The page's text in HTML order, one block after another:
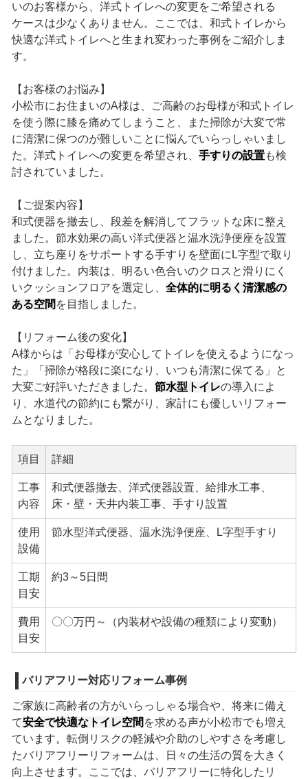
いのお客様から、洋式トイレへの変更をご希望される
ケースは少なくありません。ここでは、和式トイレから
快適な洋式トイレへと生まれ変わった事例をご紹介しま
す。
【お客様のお悩み】
小松市にお住まいのA様は、ご高齢のお母様が和式トイレ
を使う際に膝を痛めてしまうこと、また掃除が大変で常
に清潔に保つのが難しいことに悩んでいらっしゃいまし
た。洋式トイレへの変更を希望され、 手すりの設置も検
討されていました。
【ご提案内容】
和式便器を撤去し、段差を解消してフラットな床に整え
ました。節水効果の高い洋式便器と温水洗浄便座を設置
し、立ち座りをサポートする手すりを壁面にL字型で取り
付けました。内装は、明るい色合いのクロスと滑りにく
いクッションフロアを選定し、 全体的に明るく清潔感の
ある空間 を目指しました。
【リフォーム後の変化】
A様からは「お母様が安心してトイレを使えるようになっ
た」「掃除が格段に楽になり、いつも清潔に保てる」と
大変ご好評いただきました。 節水型トイレの導入によ
り、水道代の節約にも繋がり、家計にも優しいリフォー
ムとなりました。
項目 詳細
工事
内容
和式便器撤去、洋式便器設置、給排水工事、
床・壁・天井内装工事、手すり設置
使用
設備
節水型洋式便器、温水洗浄便座、L字型手すり
工期
目安
約3～5日間
費用
目安
〇〇万円～（内装材や設備の種類により変動）
バリアフリー対応リフォーム事例
ご家族に高齢者の方がいらっしゃる場合や、将来に備え
て安全で快適なトイレ空間 を求める声が小松市でも増え
ています。転倒リスクの軽減や介助のしやすさを考慮し
たバリアフリーリフォームは、日々の生活の質を大きく
向上させます。ここでは、バリアフリーに特化したリ